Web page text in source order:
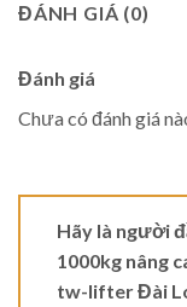
ĐÁNH GIÁ (0)
Đánh giá
Chưa có đánh giá
Hãy là người
1000kg nâng
tw-lifter Đài